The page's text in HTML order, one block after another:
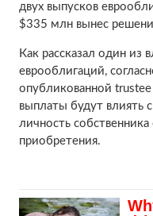
двух выпусков
$335 млн вынес
Как рассказал один из
еврооблигаций,
опубликованной
выплаты будут влиять
личность
приобретения.